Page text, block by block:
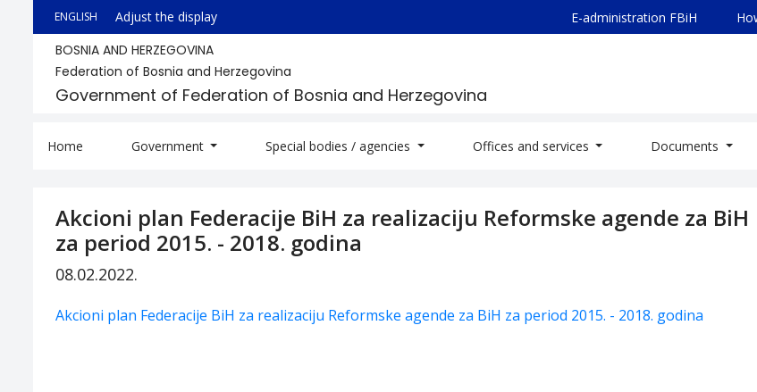
ENGLISH Adjust the display E-administration FBiH
BOSNIA AND HERZEGOVINA
Federation of Bosnia and Herzegovina
Government of Federation of Bosnia and Herzegovina
Home Government Special bodies / agencies Offices and services Documents
Akcioni plan Federacije BiH za realizaciju Reformske agende za BiH
za period 2015. - 2018. godina
08.02.2022.
Akcioni plan Federacije BiH za realizaciju Reformske agende za BiH za period 2015. - 2018. godina